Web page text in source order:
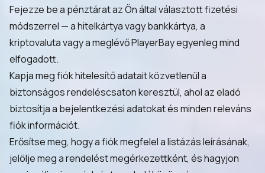
Fejezze be a pénztárat az Ön által választott fizetési
módszerrel — a hitelkártya vagy bankkártya, a
kriptovaluta vagy a meglévő PlayerBay egyenleg mind
elfogadott.
Kapja meg fiók hitelesítő adatait közvetlenül a
biztonságos rendeléscsaton keresztül, ahol az eladó
biztosítja a bejelentkezési adatokat és minden releváns
fiók információt.
Erősítse meg, hogy a fiók megfelel a listázás leírásának,
jelölje meg a rendelést megérkezettként, és hagyjon